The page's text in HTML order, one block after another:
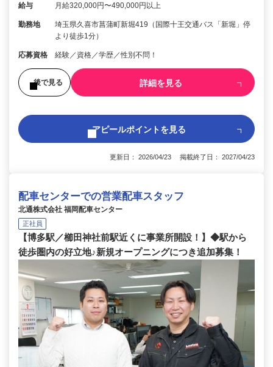
給与 月給320,000円〜490,000円以上
勤務地
埼玉県久喜市菖蒲町新堀419（国際十王交通バス「新堀」停
より徒歩1分）
応募資格 経験／資格／学歴／性別不問！
後で見る 詳細を見る
アピールポイントを見る
更新日： 2026/04/23 掲載終了日： 2027/04/23
配車センターでの営業配車スタッフ
北通株式会社 福岡配車センター
正社員
【博多駅／櫛田神社前駅近くに事業所開設！】◆駅から
徒歩圏内の好立地♪新規オープニングにつき追加募集！